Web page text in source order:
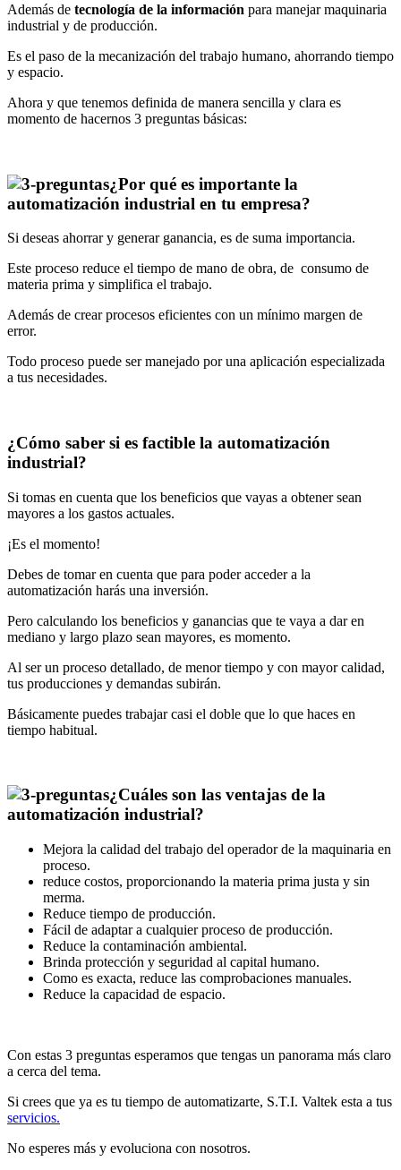
Además de tecnología de la información para manejar maquinaria
industrial y de producción.
Es el paso de la mecanización del trabajo humano, ahorrando tiempo
y espacio.
Ahora y que tenemos definida de manera sencilla y clara es
momento de hacernos 3 preguntas básicas:
¿Por qué es importante la
automatización industrial en tu empresa?
Si deseas ahorrar y generar ganancia, es de suma importancia.
Este proceso reduce el tiempo de mano de obra, de consumo de
materia prima y simplifica el trabajo.
Además de crear procesos eficientes con un mínimo margen de
error.
Todo proceso puede ser manejado por una aplicación especializada
a tus necesidades.
¿Cómo saber si es factible la automatización
industrial?
Si tomas en cuenta que los beneficios que vayas a obtener sean
mayores a los gastos actuales.
¡Es el momento!
Debes de tomar en cuenta que para poder acceder a la
automatización harás una inversión.
Pero calculando los beneficios y ganancias que te vaya a dar en
mediano y largo plazo sean mayores, es momento.
Al ser un proceso detallado, de menor tiempo y con mayor calidad,
tus producciones y demandas subirán.
Básicamente puedes trabajar casi el doble que lo que haces en
tiempo habitual.
¿Cuáles son las ventajas de la
automatización industrial?
Mejora la calidad del trabajo del operador de la maquinaria en
proceso.
reduce costos, proporcionando la materia prima justa y sin
merma.
Reduce tiempo de producción.
Fácil de adaptar a cualquier proceso de producción.
Reduce la contaminación ambiental.
Brinda protección y seguridad al capital humano.
Como es exacta, reduce las comprobaciones manuales.
Reduce la capacidad de espacio.
Con estas 3 preguntas esperamos que tengas un panorama más claro
a cerca del tema.
Si crees que ya es tu tiempo de automatizarte, S.T.I. Valtek esta a tus
servicios.
No esperes más y evoluciona con nosotros.